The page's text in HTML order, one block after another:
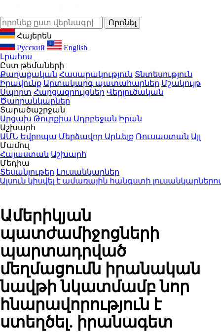
Հայերեն
Русский
English
Լրահոս
Ըստ թեմաների
Քաղաքական Հասարակություն Տնտեսություն
Իրավունք Արտակարգ պատահարներ Մշակույթ
Սպորտ Հարցազրույցներ Վերլուծական
Ծաղրանկարներ
Տարածաշրջան
Արցախ Թուրքիա Ադրբեջան Իրան
Աշխարհ
ԱՄՆ Եվրոպա Մերձավոր Արևելք Ռուսաստան Այլ
Մամուլ
Հայաստան Աշխարհ
Մեդիա
Տեսանյութեր Լուսանկարներ
կիսվել է ամառային հանգստի լուսանկարներով
Ամերիկյան
պատժամիջոցների
պարտադրված
մեղմացումն իրանական
նավթի նկատմամբ նոր
հնարավորություն է
ստեղծել. իրանագետ